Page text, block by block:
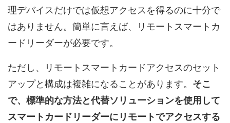
理デバイスだけでは仮想アクセスを得るのに十分で
はありません。簡単に言えば、リモートスマートカ
ードリーダーが必要です。
ただし、リモートスマートカードアクセスのセット
アップと構成は複雑になることがあります。 そこ
で、標準的な方法と代替ソリューションを使用して
スマートカードリーダーにリモートでアクセスする